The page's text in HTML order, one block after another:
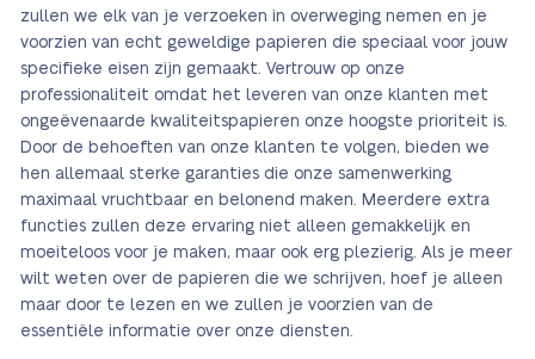
zullen we elk van je verzoeken in overweging nemen en je
voorzien van echt geweldige papieren die speciaal voor jouw
specifieke eisen zijn gemaakt. Vertrouw op onze
professionaliteit omdat het leveren van onze klanten met
ongeëvenaarde kwaliteitspapieren onze hoogste prioriteit is.
Door de behoeften van onze klanten te volgen, bieden we
hen allemaal sterke garanties die onze samenwerking
maximaal vruchtbaar en belonend maken. Meerdere extra
functies zullen deze ervaring niet alleen gemakkelijk en
moeiteloos voor je maken, maar ook erg plezierig. Als je meer
wilt weten over de papieren die we schrijven, hoef je alleen
maar door te lezen en we zullen je voorzien van de
essentiële informatie over onze diensten.